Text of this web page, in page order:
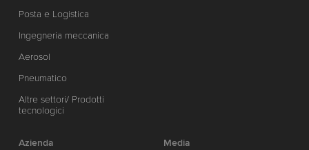
Posta e Logistica
Ingegneria meccanica
Aerosol
Pneumatico
Altre settori/ Prodotti
tecnologici
Azienda
Media